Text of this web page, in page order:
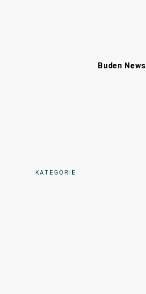
Buden News
KATEGORIE